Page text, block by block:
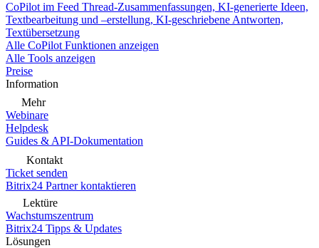
CoPilot im Feed Thread-Zusammenfassungen, KI-generierte Ideen,
Textbearbeitung und –erstellung, KI-geschriebene Antworten,
Textübersetzung
Alle CoPilot Funktionen anzeigen
Alle Tools anzeigen
Preise
Information
Mehr
Webinare
Helpdesk
Guides & API-Dokumentation
Kontakt
Ticket senden
Bitrix24 Partner kontaktieren
Lektüre
Wachstumszentrum
Bitrix24 Tipps & Updates
Lösungen